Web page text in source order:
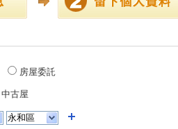
房屋委託
中古屋